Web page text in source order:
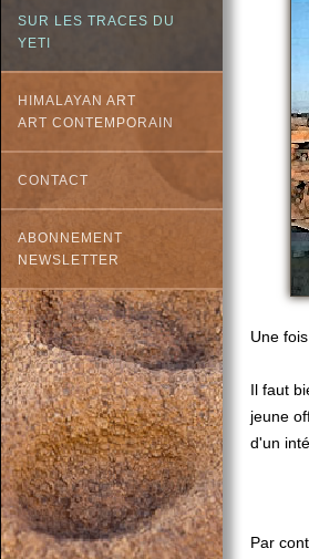
SUR LES TRACES DU
YETI
HIMALAYAN ART
ART CONTEMPORAIN
CONTACT
ABONNEMENT
NEWSLETTER
Une
Il faut
jeune
d'un
Par